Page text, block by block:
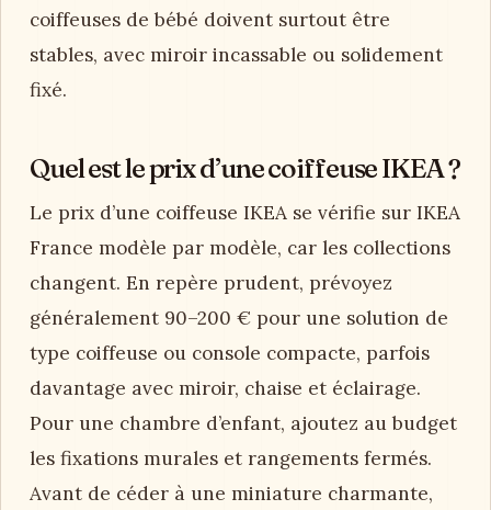
coiffeuses de bébé doivent surtout être
stables, avec miroir incassable ou solidement
fixé.
Quel est le prix d’une coiffeuse IKEA ?
Le prix d’une coiffeuse IKEA se vérifie sur IKEA
France modèle par modèle, car les collections
changent. En repère prudent, prévoyez
généralement 90–200 € pour une solution de
type coiffeuse ou console compacte, parfois
davantage avec miroir, chaise et éclairage.
Pour une chambre d’enfant, ajoutez au budget
les fixations murales et rangements fermés.
Avant de céder à une miniature charmante,